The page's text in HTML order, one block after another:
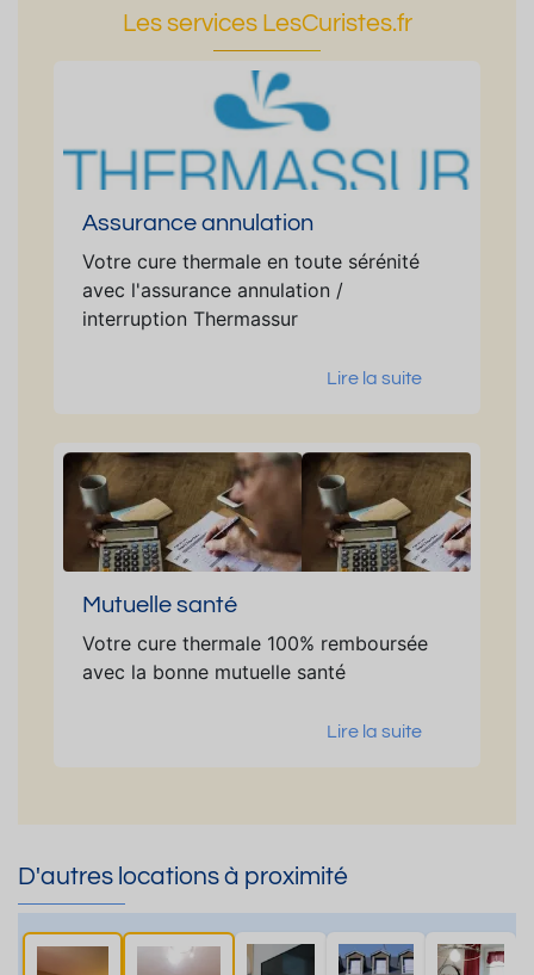
Les services LesCuristes.fr
Assurance annulation
Votre cure thermale en toute sérénité
avec l'assurance annulation /
interruption Thermassur
Lire la suite
Mutuelle santé
Votre cure thermale 100% remboursée
avec la bonne mutuelle santé
Lire la suite
D'autres locations à proximité